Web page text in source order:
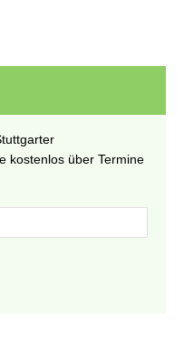
kostenlos über Termine